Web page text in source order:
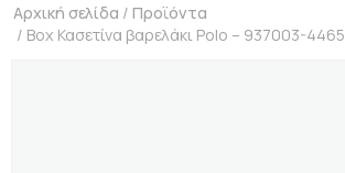
Αρχική σελίδα / Προϊόντα
/ Box Κασετίνα βαρελάκι Polo – 937003-4465